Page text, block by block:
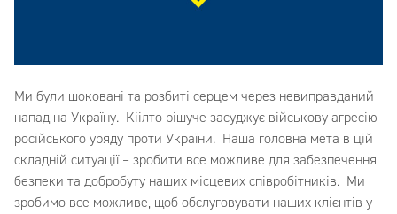
Ми були шоковані та розбиті серцем через невиправданий
напад на Україну. Кіілто рішуче засуджує військову агресію
російського уряду проти України. Наша головна мета в цій
складній ситуації – зробити все можливе для забезпечення
безпеки та добробуту наших місцевих співробітників. Ми
зробимо все можливе, щоб обслуговувати наших клієнтів у